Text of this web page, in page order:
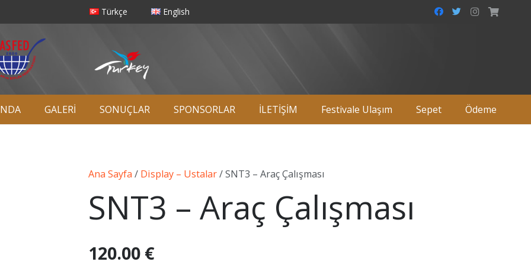
Türkçe English
GALERİ SONUÇLAR SPONSORLAR İLETİŞİM Festivale Ulaşım Sepet Ödeme
Ana Sayfa / Display – Ustalar/ SNT3 – Araç Çalışması
SNT3 – Araç Çalışması
120.00 €